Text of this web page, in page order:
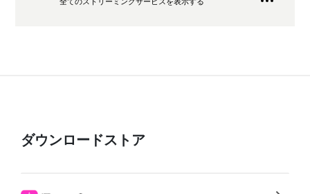
ダウンロードストア